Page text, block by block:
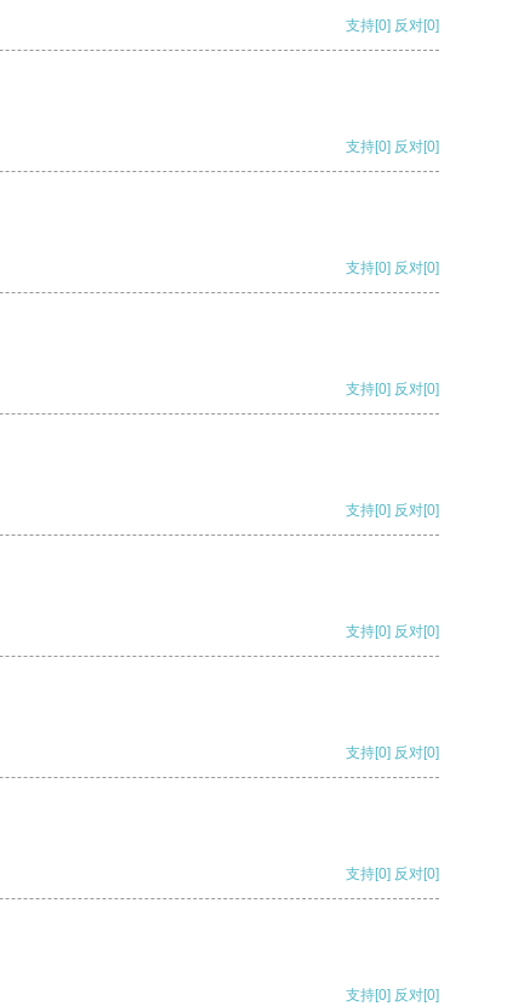
支持[0] 反对[0]
支持[0] 反对[0]
支持[0] 反对[0]
支持[0] 反对[0]
支持[0] 反对[0]
支持[0] 反对[0]
支持[0] 反对[0]
支持[0] 反对[0]
支持[0] 反对[0]